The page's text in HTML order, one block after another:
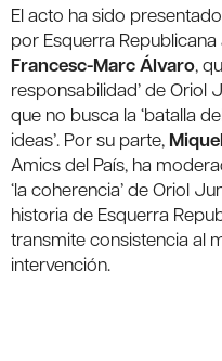
El acto ha sido
por Esquerra
Francesc-Marc Álvaro,
responsabilidad’ de Oriol
que no busca la ‘batalla
ideas’. Por su parte,
Amics del País, ha
‘la coherencia’ de Oriol
historia de Esquerra
transmite consistencia al
intervención.